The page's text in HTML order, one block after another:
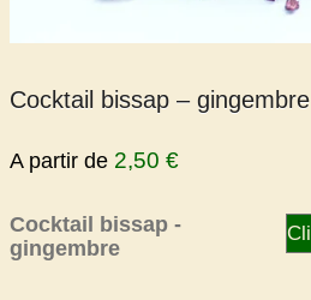
Cocktail bissap – gingembre
A partir de 2,50 €
Cocktail bissap -
gingembre